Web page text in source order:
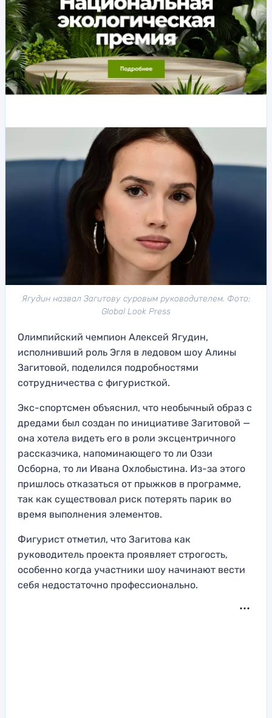
Ягудин назвал Загитову суровым руководителем. Фото:
Global Look Press
Олимпийский чемпион Алексей Ягудин,
исполнивший роль Эгля в ледовом шоу Алины
Загитовой, поделился подробностями
сотрудничества с фигуристкой.
Экс-спортсмен объяснил, что необычный образ с
дредами был создан по инициативе Загитовой —
она хотела видеть его в роли эксцентричного
рассказчика, напоминающего то ли Оззи
Осборна, то ли Ивана Охлобыстина. Из-за этого
пришлось отказаться от прыжков в программе,
так как существовал риск потерять парик во
время выполнения элементов.
Фигурист отметил, что Загитова как
руководитель проекта проявляет строгость,
особенно когда участники шоу начинают вести
себя недостаточно профессионально.